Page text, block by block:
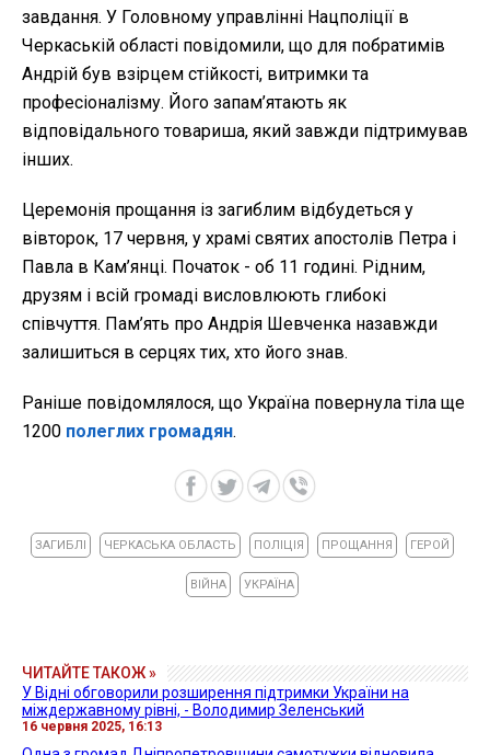
завдання. У Головному управлінні Нацполіції в
Черкаській області повідомили, що для побратимів
Андрій був взірцем стійкості, витримки та
професіоналізму. Його запам’ятають як
відповідального товариша, який завжди підтримував
інших.
Церемонія прощання із загиблим відбудеться у
вівторок, 17 червня, у храмі святих апостолів Петра і
Павла в Кам’янці. Початок - об 11 годині. Рідним,
друзям і всій громаді висловлюють глибокі
співчуття. Пам’ять про Андрія Шевченка назавжди
залишиться в серцях тих, хто його знав.
Раніше повідомлялося, що Україна повернула тіла ще
1200 полеглих громадян.
ЗАГИБЛІ ЧЕРКАСЬКА ОБЛАСТЬ ПОЛІЦІЯ ПРОЩАННЯ ГЕРОЙ
ВІЙНА УКРАЇНА
ЧИТАЙТЕ ТАКОЖ »
У Відні обговорили розширення підтримки України на
міждержавному рівні, - Володимир Зеленський
16 червня 2025, 16:13